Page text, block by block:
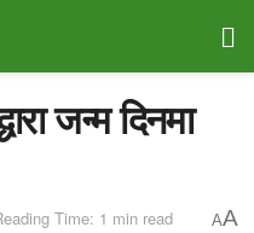
जन्म दिनमा
Time: 1 min read AA